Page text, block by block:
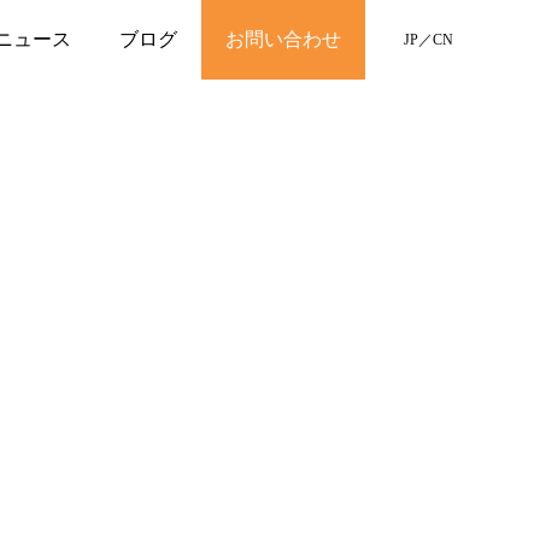
ュース ブログ お問い合わせ JP／CN